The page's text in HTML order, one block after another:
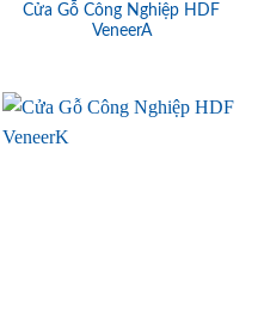
Cửa Gỗ Công Nghiệp HDF
VeneerA